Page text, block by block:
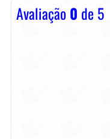
Avaliação0 de 5